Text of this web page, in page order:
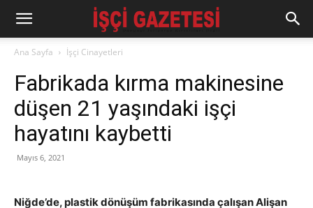
Ana Sayfa İşçi Cinayetleri
Fabrikada kırma makinesine
düşen 21 yaşındaki işçi
hayatını kaybetti
Mayıs 6, 2021
Niğde’de, plastik dönüşüm fabrikasında çalışan Alişan